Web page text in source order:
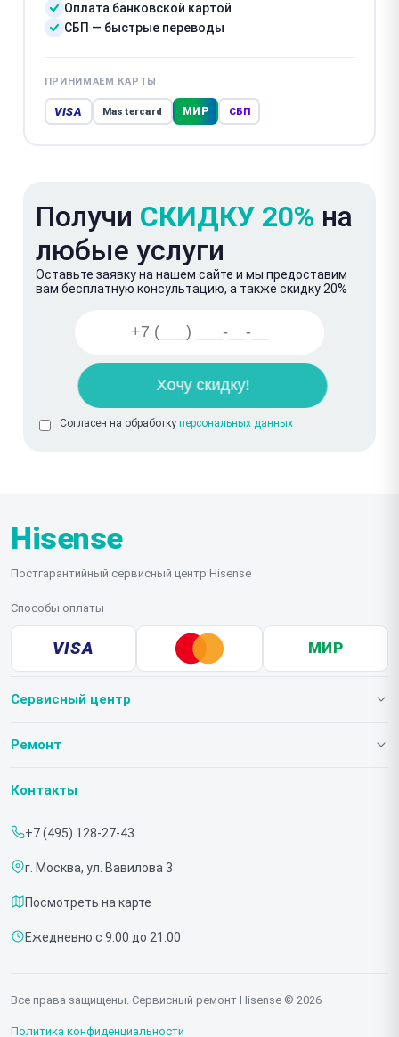
Оплата банковской картой
СБП — быстрые переводы
ПРИНИМАЕМ КАРТЫ
VISA Mastercard МИР СБП
Получи СКИДКУ 20% на
любые услуги
Оставьте заявку на нашем сайте и мы предоставим
вам бесплатную консультацию, а также скидку 20%
Согласен на обработку персональных данных
Hisense
Постгарантийный сервисный центр Hisense
Способы оплаты
VISA МИР
Сервисный центр
О нашем сервисе
Срочный ремонт
Доставка и способы оплаты
Диагностика
Контакты
Ремонт
Телевизоров
Проекторов
Контакты
+7 (495) 128-27-43
г. Москва, ул. Вавилова 3
Посмотреть на карте
Ежедневно с 9:00 до 21:00
Все права защищены. Сервисный ремонт Hisense © 2026
Политика конфиденциальности